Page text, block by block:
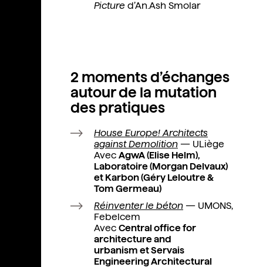
Picture d’An.Ash Smolar
2 moments d’échanges
autour de la mutation
des pratiques
House Europe! Architects
against Demolition — ULiège
Avec AgwA (Elise Helm),
Laboratoire (Morgan Delvaux)
et Karbon (Géry Leloutre &
Tom Germeau)
Réinventer le béton — UMONS,
Febelcem
Avec Central office for
architecture and
urbanism et Servais
Engineering Architectural